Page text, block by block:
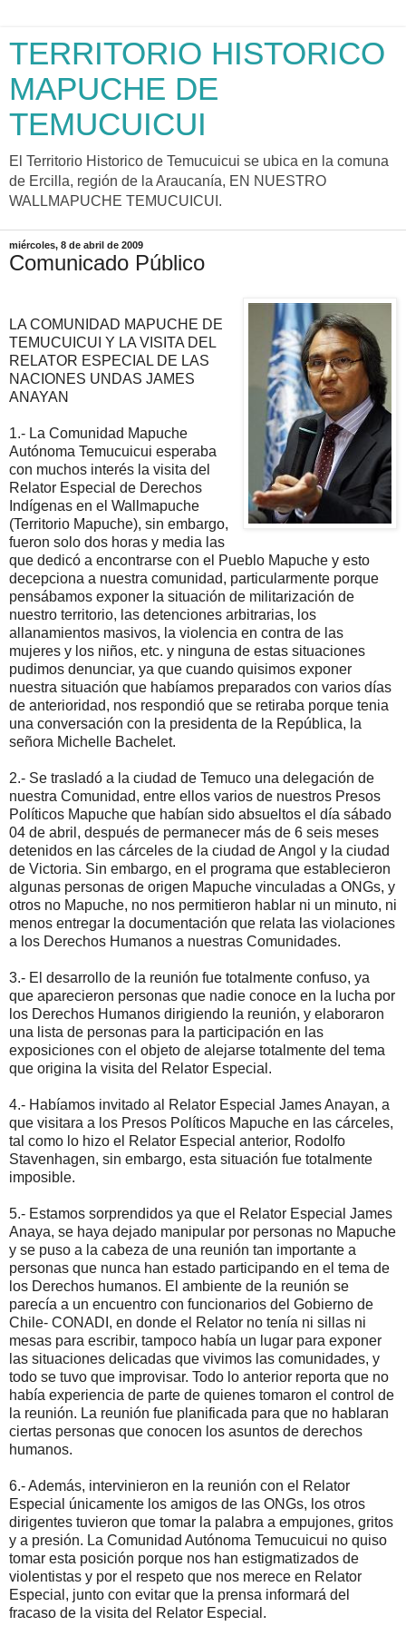
TERRITORIO HISTORICO
MAPUCHE DE
TEMUCUICUI
El Territorio Historico de Temucuicui se ubica en la comuna
de Ercilla, región de la Araucanía, EN NUESTRO
WALLMAPUCHE TEMUCUICUI.
miércoles, 8 de abril de 2009
Comunicado Público
LA COMUNIDAD MAPUCHE DE
TEMUCUICUI Y LA VISITA DEL
RELATOR ESPECIAL DE LAS
NACIONES UNDAS JAMES
ANAYAN
1.- La Comunidad Mapuche
Autónoma Temucuicui esperaba
con muchos interés la visita del
Relator Especial de Derechos
Indígenas en el Wallmapuche
(Territorio Mapuche), sin embargo,
fueron solo dos horas y media las
que dedicó a encontrarse con el Pueblo Mapuche y esto
decepciona a nuestra comunidad, particularmente porque
pensábamos exponer la situación de militarización de
nuestro territorio, las detenciones arbitrarias, los
allanamientos masivos, la violencia en contra de las
mujeres y los niños, etc. y ninguna de estas situaciones
pudimos denunciar, ya que cuando quisimos exponer
nuestra situación que habíamos preparados con varios días
de anterioridad, nos respondió que se retiraba porque tenia
una conversación con la presidenta de la República, la
señora Michelle Bachelet.
2.- Se trasladó a la ciudad de Temuco una delegación de
nuestra Comunidad, entre ellos varios de nuestros Presos
Políticos Mapuche que habían sido absueltos el día sábado
04 de abril, después de permanecer más de 6 seis meses
detenidos en las cárceles de la ciudad de Angol y la ciudad
de Victoria. Sin embargo, en el programa que establecieron
algunas personas de origen Mapuche vinculadas a ONGs, y
otros no Mapuche, no nos permitieron hablar ni un minuto, ni
menos entregar la documentación que relata las violaciones
a los Derechos Humanos a nuestras Comunidades.
3.- El desarrollo de la reunión fue totalmente confuso, ya
que aparecieron personas que nadie conoce en la lucha por
los Derechos Humanos dirigiendo la reunión, y elaboraron
una lista de personas para la participación en las
exposiciones con el objeto de alejarse totalmente del tema
que origina la visita del Relator Especial.
4.- Habíamos invitado al Relator Especial James Anayan, a
que visitara a los Presos Políticos Mapuche en las cárceles,
tal como lo hizo el Relator Especial anterior, Rodolfo
Stavenhagen, sin embargo, esta situación fue totalmente
imposible.
5.- Estamos sorprendidos ya que el Relator Especial James
Anaya, se haya dejado manipular por personas no Mapuche
y se puso a la cabeza de una reunión tan importante a
personas que nunca han estado participando en el tema de
los Derechos humanos. El ambiente de la reunión se
parecía a un encuentro con funcionarios del Gobierno de
Chile- CONADI, en donde el Relator no tenía ni sillas ni
mesas para escribir, tampoco había un lugar para exponer
las situaciones delicadas que vivimos las comunidades, y
todo se tuvo que improvisar. Todo lo anterior reporta que no
había experiencia de parte de quienes tomaron el control de
la reunión. La reunión fue planificada para que no hablaran
ciertas personas que conocen los asuntos de derechos
humanos.
6.- Además, intervinieron en la reunión con el Relator
Especial únicamente los amigos de las ONGs, los otros
dirigentes tuvieron que tomar la palabra a empujones, gritos
y a presión. La Comunidad Autónoma Temucuicui no quiso
tomar esta posición porque nos han estigmatizados de
violentistas y por el respeto que nos merece en Relator
Especial, junto con evitar que la prensa informará del
fracaso de la visita del Relator Especial.